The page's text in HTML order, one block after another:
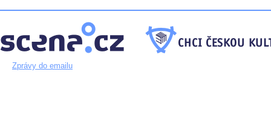
Zprávy do emailu